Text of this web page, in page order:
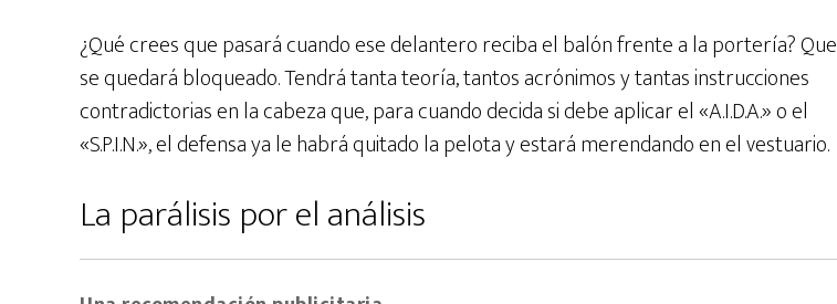
¿Qué crees que pasará cuando ese delantero reciba el balón frente a la portería? Que
se quedará bloqueado. Tendrá tanta teoría, tantos acrónimos y tantas instrucciones
contradictorias en la cabeza que, para cuando decida si debe aplicar el «A.I.D.A.» o el
«S.P.I.N.», el defensa ya le habrá quitado la pelota y estará merendando en el vestuario.
La parálisis por el análisis